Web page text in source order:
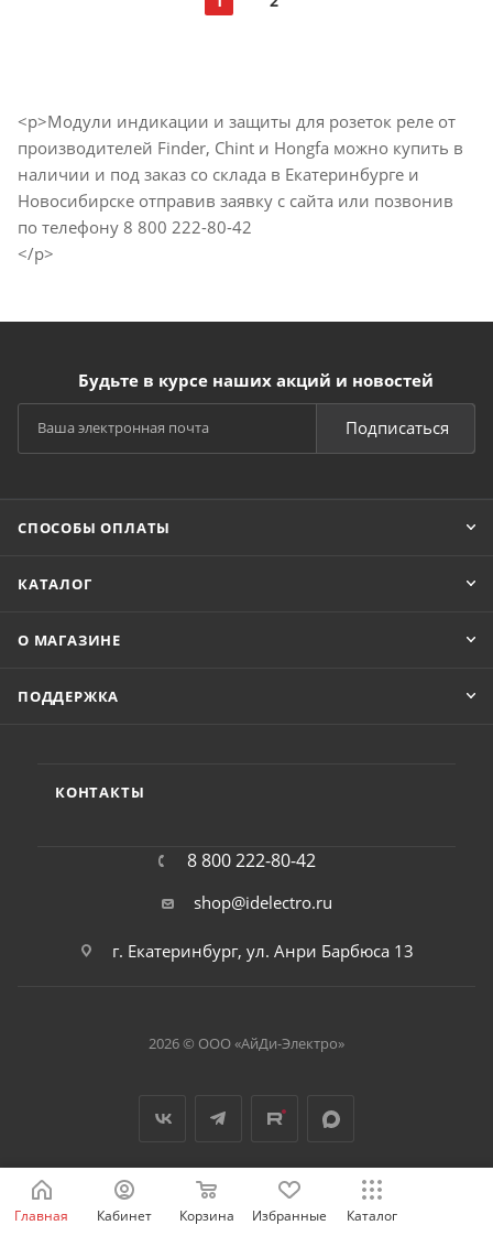
<p>Модули индикации и защиты для розеток реле от
производителей Finder, Chint и Hongfa можно купить в
наличии и под заказ со склада в Екатеринбурге и
Новосибирске отправив заявку с сайта или позвонив
по телефону 8 800 222-80-42
</p>
Будьте в курсе наших акций и новостей
Подписаться
СПОСОБЫ ОПЛАТЫ
КАТАЛОГ
О МАГАЗИНЕ
ПОДДЕРЖКА
КОНТАКТЫ
8 800 222-80-42
shop@idelectro.ru
г. Екатеринбург, ул. Анри Барбюса 13
2026 © ООО «АйДи-Электро»
Главная Кабинет Корзина Избранные Каталог